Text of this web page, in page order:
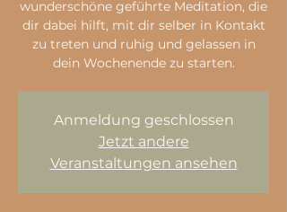
wunderschöne geführte Meditation, die
dir dabei hilft, mit dir selber in Kontakt
zu treten und ruhig und gelassen in
dein Wochenende zu starten.
Anmeldung geschlossen
Jetzt andere
Veranstaltungen ansehen